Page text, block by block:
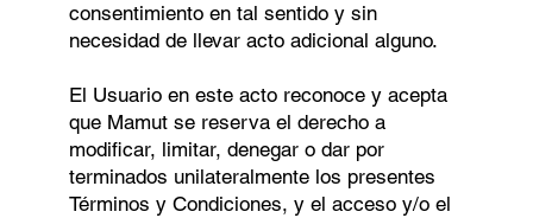
consentimiento en tal sentido y sin
necesidad de llevar acto adicional alguno.
El Usuario en este acto reconoce y acepta
que Mamut se reserva el derecho a
modiﬁcar, limitar, denegar o dar por
terminados unilateralmente los presentes
Términos y Condiciones, y el acceso y/o el